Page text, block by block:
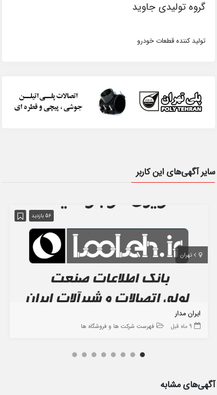
گروه تولیدی جاوید
تولید کننده قطعات خودرو
سایر آگهی‌های این کاربر
56 بازدید
تهران
ایران مدار
9 ماه قبل فهرست شرکت ها و فروشگاه ها
آگهی‌های مشابه